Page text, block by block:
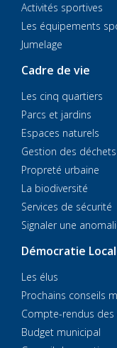
Activités sportives
Les équipements
Jumelage
Cadre de vie
Les cinq quartiers
Parcs et jardins
Espaces naturels
Gestion des déchets
Propreté urbaine
La biodiversité
Services de sécurité
Signaler une
Démocratie
Les élus
Prochains conseils
Compte-rendus des
Budget municipal